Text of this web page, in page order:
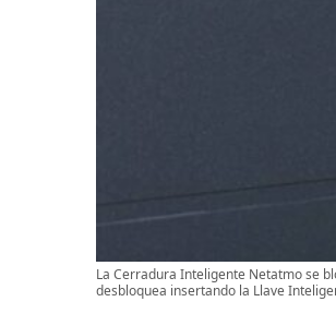
La Cerradura Inteligente Netatmo se
desbloquea insertando la Llave